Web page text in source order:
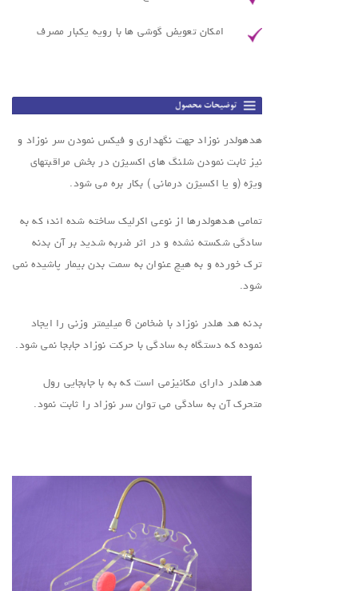
امکان تعویض گوشی ها با رویه یکبار مصرف
هدهولدر نوزاد جهت نگهداری و فیکس نمودن سر نوزاد و
نیز ثابت نمودن شلنگ های اکسیژن در بخش مراقبتهای
ویژه (و یا اکسیژن درمانی ) بکار بره می شود.
تمامی هدهولدرها از نوعی اکرلیک ساخته شده اند؛ که به
سادگی شکسته نشده و در اثر ضربه شدید بر آن بدنه
ترک خورده و به هیچ عنوان به سمت بدن بیمار پاشیده نمی
شود.
بدنه هد هلدر نوزاد با ضخامن 6 میلیمتر وزنی را ایجاد
نموده که دستگاه به سادگی با حرکت نوزاد جابجا نمی شود.
هدهلدر دارای مکانیزمی است که به با جابجایی رول
متحرک آن به سادگی می توان سر نوزاد را ثابت نمود.